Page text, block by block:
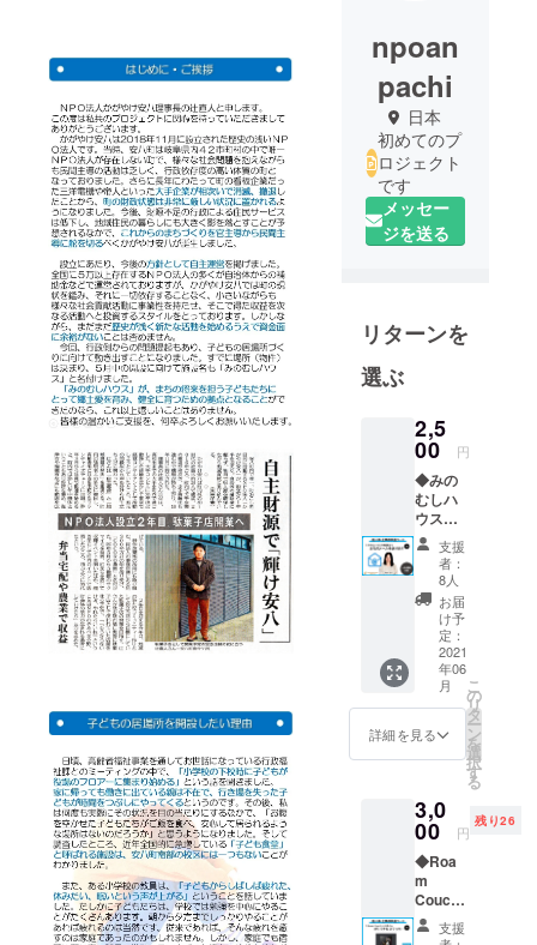
npoan
pachi
日本
初めてのプ
ロジェクト
です
メッセー
ジを送る
リターンを
選ぶ
2,5
00 円
◆みの
むしハ
ウスの
施設長
よりお
礼の
メール
を送り
ます
支援
者：
8人
お届
け予
定：
2021
年06
月
詳細を見る
こ
の
リ
タ
ー
ン
を
選
択
す
る
3,0
00 円
残り26
◆Roa
m
Couch/
小川亮
さん
支援